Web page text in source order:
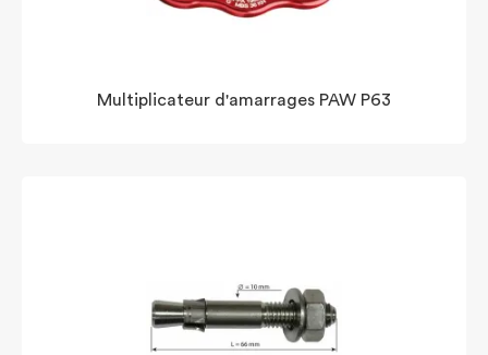
Multiplicateur d'amarrages PAW P63